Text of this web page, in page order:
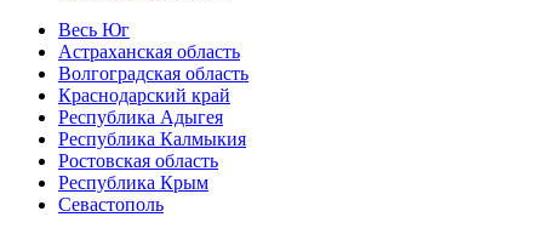
Весь Юг
Астраханская область
Волгоградская область
Краснодарский край
Республика Адыгея
Республика Калмыкия
Ростовская область
Республика Крым
Севастополь